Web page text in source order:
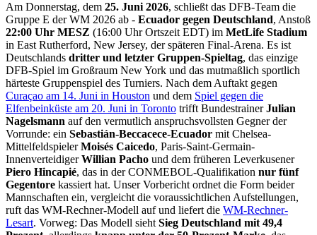
Am Donnerstag, dem 25. Juni 2026, schließt das DFB-Team die
Gruppe E der WM 2026 ab - Ecuador gegen Deutschland, Anstoß
22:00 Uhr MESZ (16:00 Uhr Ortszeit EDT) im MetLife Stadium
in East Rutherford, New Jersey, der späteren Final-Arena. Es ist
Deutschlands dritter und letzter Gruppen-Spieltag, das einzige
DFB-Spiel im Großraum New York und das mutmaßlich sportlich
härteste Gruppenspiel des Turniers. Nach dem Auftakt gegen
Curaçao am 14. Juni in Houston und dem Spiel gegen die
Elfenbeinküste am 20. Juni in Toronto trifft BundestrainerJulian
Nagelsmann auf den vermutlich anspruchsvollsten Gegner der
Vorrunde: ein Sebastián-Beccacece-Ecuador mit Chelsea-
MittelfeldspielerMoisés Caicedo, Paris-Saint-Germain-
InnenverteidigerWillian Pacho und dem früheren Leverkusener
Piero Hincapié, das in der CONMEBOL-Qualifikation nur fünf
Gegentore kassiert hat. Unser Vorbericht ordnet die Form beider
Mannschaften ein, vergleicht die voraussichtlichen Aufstellungen,
ruft das WM-Rechner-Modell auf und liefert die WM-Rechner-
Lesart. Vorweg: Das Modell siehtSieg Deutschland mit 49,4